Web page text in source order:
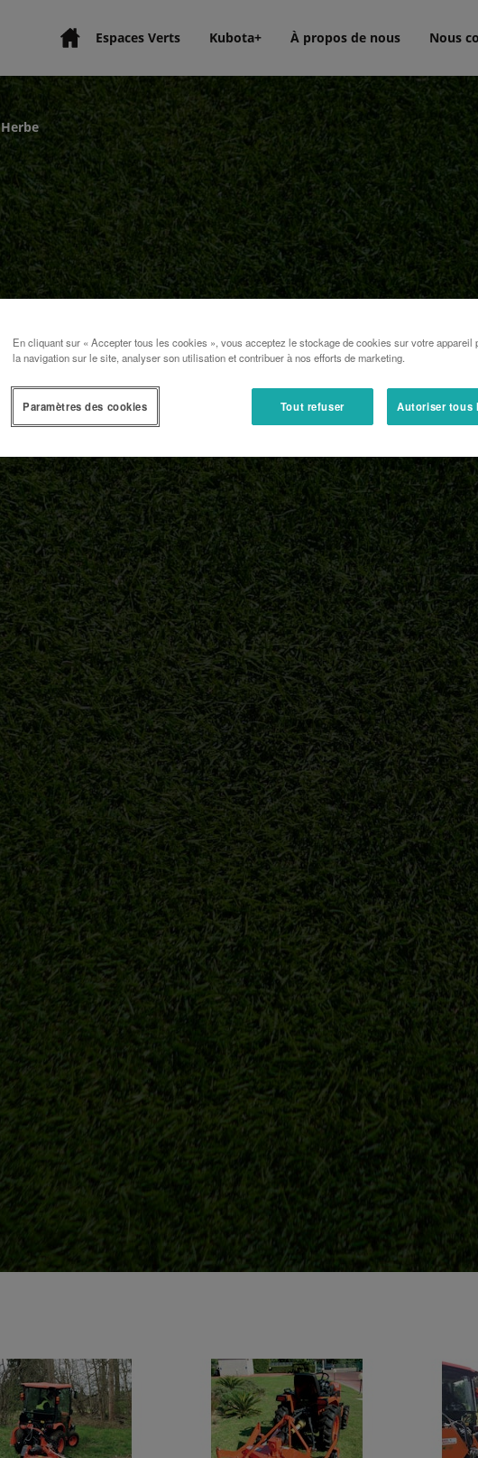
Espaces Verts Kubota+ À propos de nous Nous
Herbe
En cliquant sur « Accepter tous les cookies », vous acceptez le stockage de cookies sur votre appareil
la navigation sur le site, analyser son utilisation et contribuer à nos efforts de marketing.
Tout refuser Autoriser tous
Paramètres des cookies